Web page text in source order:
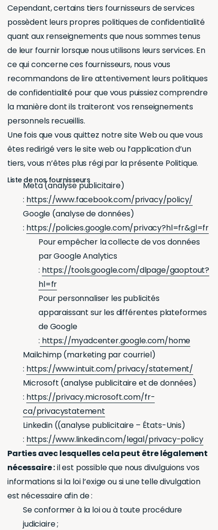
Cependant, certains tiers fournisseurs de services
possèdent leurs propres politiques de confidentialité
quant aux renseignements que nous sommes tenus
de leur fournir lorsque nous utilisons leurs services. En
ce qui concerne ces fournisseurs, nous vous
recommandons de lire attentivement leurs politiques
de confidentialité pour que vous puissiez comprendre
la manière dont ils traiteront vos renseignements
personnels recueillis.
Une fois que vous quittez notre site Web ou que vous
êtes redirigé vers le site web ou l’application d’un
tiers, vous n’êtes plus régi par la présente Politique.
Liste de nos fournisseurs
Meta (analyse publicitaire)
: https://www.facebook.com/privacy/policy/
Google (analyse de données)
: https://policies.google.com/privacy?hl=fr&gl=fr
Pour empêcher la collecte de vos données
par Google Analytics
: https://tools.google.com/dlpage/gaoptout?
hl=fr
Pour personnaliser les publicités
apparaissant sur les différentes plateformes
de Google
: https://myadcenter.google.com/home
Mailchimp (marketing par courriel)
: https://www.intuit.com/privacy/statement/
Microsoft (analyse publicitaire et de données)
: https://privacy.microsoft.com/fr-
ca/privacystatement
Linkedin ((analyse publicitaire – États-Unis)
: https://www.linkedin.com/legal/privacy-policy
Parties avec lesquelles cela peut être légalement
nécessaire :il est possible que nous divulguions vos
informations si la loi l’exige ou si une telle divulgation
est nécessaire afin de :
Se conformer à la loi ou à toute procédure
judiciaire ;